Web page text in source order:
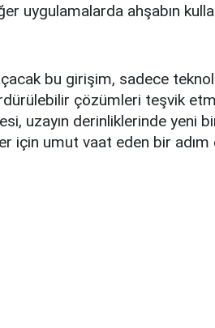
uygulamalarda ahşabın
bu girişim, sadece
çözümleri teşvik
uzayın derinliklerinde yeni
için umut vaat eden bir